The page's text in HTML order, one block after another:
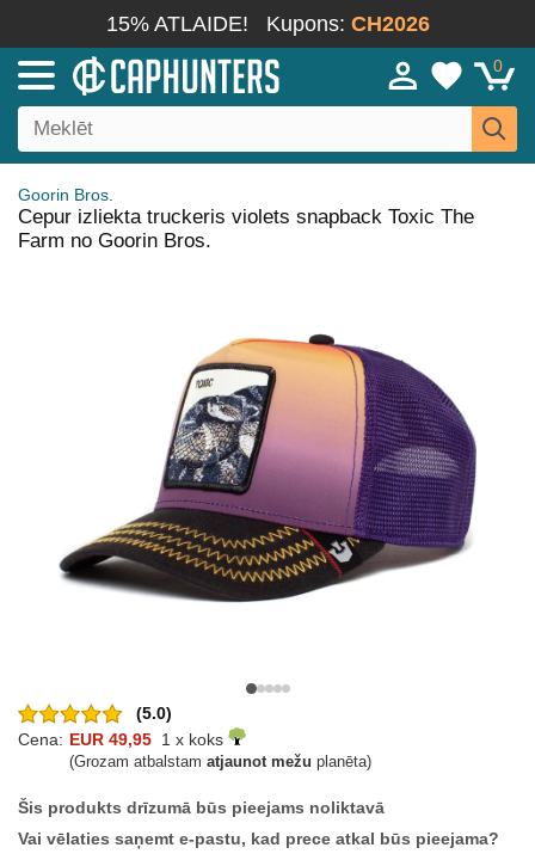
15% ATLAIDE! Kupons: CH2026
0
Goorin Bros.
Cepur izliekta truckeris violets snapback Toxic The
Farm no Goorin Bros.
(5.0)
Cena: EUR 49,95 1 x koks
(Grozam atbalstam atjaunot mežu planēta)
Šis produkts drīzumā būs pieejams noliktavā
Vai vēlaties saņemt e-pastu, kad prece atkal būs pieejama?